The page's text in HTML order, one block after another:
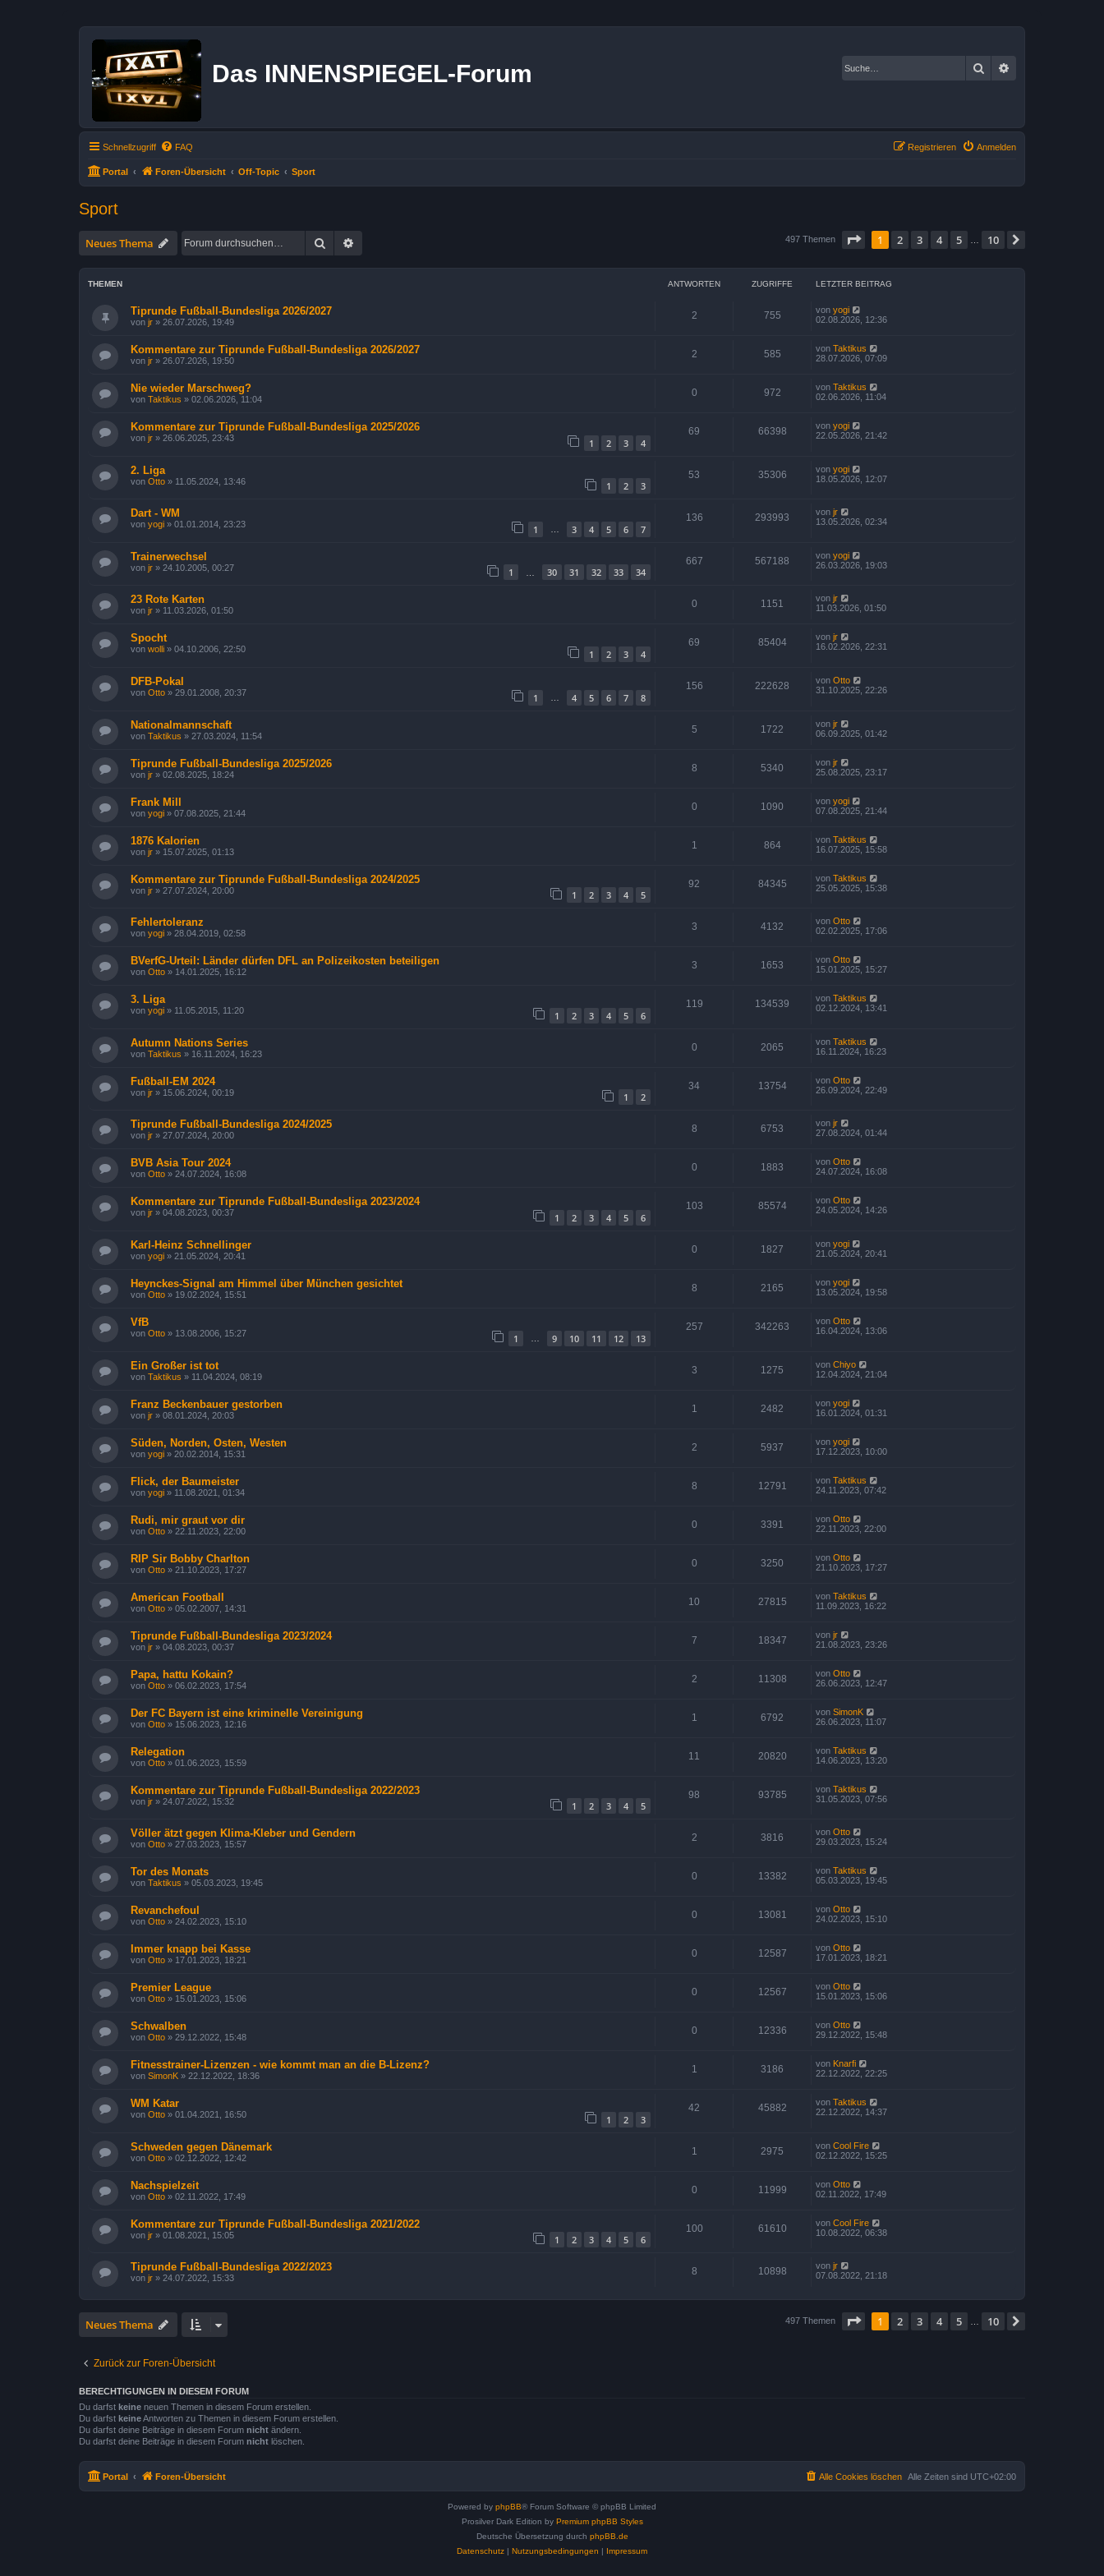
Das INNENSPIEGEL-Forum Suche
Schnellzugriff FAQ Anmelden
Registrieren
Portal Foren-Übersicht Off-Topic Sport
Sport
Neues Thema Suche 497 Themen Seite von10
1 2 3 4 5 10
THEMEN ANTWORTEN ZUGRIFFE LETZTER BEITRAG
Tiprunde Fußball-Bundesliga 2026/2027
von jr » 26.07.2026, 19:49
2 755 von yogi
02.08.2026, 12:36
Kommentare zur Tiprunde Fußball-Bundesliga 2026/2027
von jr » 26.07.2026, 19:50
2 585 von Taktikus
28.07.2026, 07:09
Nie wieder Marschweg?
von Taktikus » 02.06.2026, 11:04
0 972 von Taktikus
02.06.2026, 11:04
Kommentare zur Tiprunde Fußball-Bundesliga 2025/2026
von jr » 26.06.2025, 23:43 1 2 3 4
69 66398 von yogi
22.05.2026, 21:42
2. Liga
von Otto » 11.05.2024, 13:46 1 2 3
53 35306 von yogi
18.05.2026, 12:07
Dart - WM
von yogi » 01.01.2014, 23:23 1 3 4 5 6 7
136 293993 von jr
13.05.2026, 02:34
Trainerwechsel
von jr » 24.10.2005, 00:27 1 30 31 32 33 34
667 567188 von yogi
26.03.2026, 19:03
23 Rote Karten
von jr » 11.03.2026, 01:50
0 1151 von jr
11.03.2026, 01:50
Spocht
von wolli » 04.10.2006, 22:50 1 2 3 4
69 85404 von jr
16.02.2026, 22:31
DFB-Pokal
von Otto » 29.01.2008, 20:37 1 4 5 6 7 8
156 222628 von Otto
31.10.2025, 22:26
Nationalmannschaft
von Taktikus » 27.03.2024, 11:54
5 1722 von jr
06.09.2025, 01:42
Tiprunde Fußball-Bundesliga 2025/2026
von jr » 02.08.2025, 18:24
8 5340 von jr
25.08.2025, 23:17
Frank Mill
von yogi » 07.08.2025, 21:44
0 1090 von yogi
07.08.2025, 21:44
1876 Kalorien
von jr » 15.07.2025, 01:13
1 864 von Taktikus
16.07.2025, 15:58
Kommentare zur Tiprunde Fußball-Bundesliga 2024/2025
von jr » 27.07.2024, 20:00 1 2 3 4 5
92 84345 von Taktikus
25.05.2025, 15:38
Fehlertoleranz
von yogi » 28.04.2019, 02:58
3 4132 von Otto
02.02.2025, 17:06
BVerfG-Urteil: Länder dürfen DFL an Polizeikosten beteiligen
von Otto » 14.01.2025, 16:12
3 1653 von Otto
15.01.2025, 15:27
3. Liga
von yogi » 11.05.2015, 11:20 1 2 3 4 5 6
119 134539 von Taktikus
02.12.2024, 13:41
Autumn Nations Series
von Taktikus » 16.11.2024, 16:23
0 2065 von Taktikus
16.11.2024, 16:23
Fußball-EM 2024
von jr » 15.06.2024, 00:19 1 2
34 13754 von Otto
26.09.2024, 22:49
Tiprunde Fußball-Bundesliga 2024/2025
von jr » 27.07.2024, 20:00
8 6753 von jr
27.08.2024, 01:44
BVB Asia Tour 2024
von Otto » 24.07.2024, 16:08
0 1883 von Otto
24.07.2024, 16:08
Kommentare zur Tiprunde Fußball-Bundesliga 2023/2024
von jr » 04.08.2023, 00:37 1 2 3 4 5 6
103 85574 von Otto
24.05.2024, 14:26
Karl-Heinz Schnellinger
von yogi » 21.05.2024, 20:41
0 1827 von yogi
21.05.2024, 20:41
Heynckes-Signal am Himmel über München gesichtet
von Otto » 19.02.2024, 15:51
8 2165 von yogi
13.05.2024, 19:58
VfB
von Otto » 13.08.2006, 15:27 1 9 10 11 12 13
257 342263 von Otto
16.04.2024, 13:06
Ein Großer ist tot
von Taktikus » 11.04.2024, 08:19
3 1275 von Chiyo
12.04.2024, 21:04
Franz Beckenbauer gestorben
von jr » 08.01.2024, 20:03
1 2482 von yogi
16.01.2024, 01:31
Süden, Norden, Osten, Westen
von yogi » 20.02.2014, 15:31
2 5937 von yogi
17.12.2023, 10:00
Flick, der Baumeister
von yogi » 11.08.2021, 01:34
8 12791 von Taktikus
24.11.2023, 07:42
Rudi, mir graut vor dir
von Otto » 22.11.2023, 22:00
0 3391 von Otto
22.11.2023, 22:00
RIP Sir Bobby Charlton
von Otto » 21.10.2023, 17:27
0 3250 von Otto
21.10.2023, 17:27
American Football
von Otto » 05.02.2007, 14:31
10 27815 von Taktikus
11.09.2023, 16:22
Tiprunde Fußball-Bundesliga 2023/2024
von jr » 04.08.2023, 00:37
7 18347 von jr
21.08.2023, 23:26
Papa, hattu Kokain?
von Otto » 06.02.2023, 17:54
2 11308 von Otto
26.06.2023, 12:47
Der FC Bayern ist eine kriminelle Vereinigung
von Otto » 15.06.2023, 12:16
1 6792 von SimonK
26.06.2023, 11:07
Relegation
von Otto » 01.06.2023, 15:59
11 20820 von Taktikus
14.06.2023, 13:20
Kommentare zur Tiprunde Fußball-Bundesliga 2022/2023
von jr » 24.07.2022, 15:32 1 2 3 4 5
98 93785 von Taktikus
31.05.2023, 07:56
Völler ätzt gegen Klima-Kleber und Gendern
von Otto » 27.03.2023, 15:57
2 3816 von Otto
29.03.2023, 15:24
Tor des Monats
von Taktikus » 05.03.2023, 19:45
0 13382 von Taktikus
05.03.2023, 19:45
Revanchefoul
von Otto » 24.02.2023, 15:10
0 13081 von Otto
24.02.2023, 15:10
Immer knapp bei Kasse
von Otto » 17.01.2023, 18:21
0 12587 von Otto
17.01.2023, 18:21
Premier League
von Otto » 15.01.2023, 15:06
0 12567 von Otto
15.01.2023, 15:06
Schwalben
von Otto » 29.12.2022, 15:48
0 12336 von Otto
29.12.2022, 15:48
Fitnesstrainer-Lizenzen - wie kommt man an die B-Lizenz?
von SimonK » 22.12.2022, 18:36
1 3186 von Knarfi
22.12.2022, 22:25
WM Katar
von Otto » 01.04.2021, 16:50 1 2 3
42 45882 von Taktikus
22.12.2022, 14:37
Schweden gegen Dänemark
von Otto » 02.12.2022, 12:42
1 2975 von Cool Fire
02.12.2022, 15:25
Nachspielzeit
von Otto » 02.11.2022, 17:49
0 11999 von Otto
02.11.2022, 17:49
Kommentare zur Tiprunde Fußball-Bundesliga 2021/2022
von jr » 01.08.2021, 15:05 1 2 3 4 5 6
100 61610 von Cool Fire
10.08.2022, 06:38
Tiprunde Fußball-Bundesliga 2022/2023
von jr » 24.07.2022, 15:33
8 10898 von jr
07.08.2022, 21:18
Neues Thema 497 Themen Seite von10
1 2 3 4 5 10
Zurück zur Foren-Übersicht
BERECHTIGUNGEN IN DIESEM FORUM
Du darfst keine neuen Themen in diesem Forum erstellen.
Du darfst keineAntworten zu Themen in diesem Forum erstellen.
Du darfst deine Beiträge in diesem Forum nicht ändern.
Du darfst deine Beiträge in diesem Forum nicht löschen.
Portal Foren-Übersicht Alle Zeiten sind UTC+02:00
Alle Cookies löschen
Powered by phpBB® Forum Software © phpBB Limited
Prosilver Dark Edition by Premium phpBB Styles
Deutsche Übersetzung durch phpBB.de
Datenschutz | Nutzungsbedingungen | Impressum